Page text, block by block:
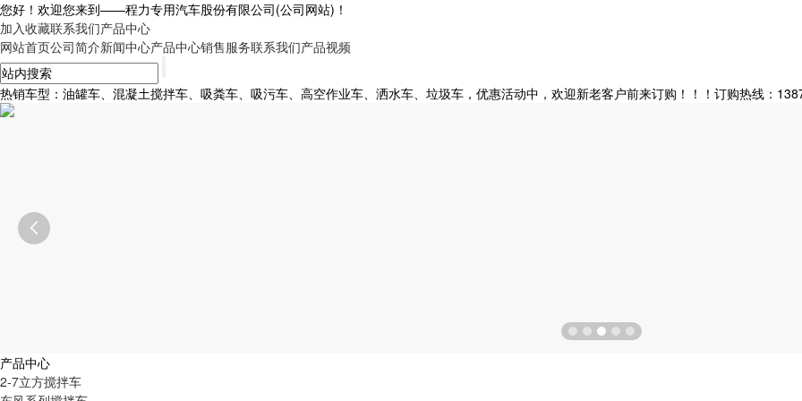
您好！欢迎您来到——程力专用汽车股份有限公司(公司网站)！
加入收藏联系我们产品中心
网站首页公司简介新闻中心产品中心销售服务联系我们产品视频
热销车型：油罐车、混凝土搅拌车、吸粪车、吸污车、高空作业车、洒水车、垃圾车，优惠活动中，欢迎新老客户前来订购！！！订购热线：

产品中心
2-7立方搅拌车